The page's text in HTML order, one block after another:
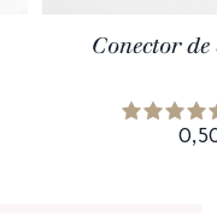
Conector